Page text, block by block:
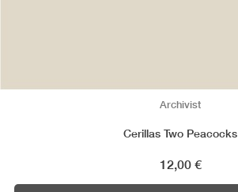
Archivist
Cerillas Two Peacocks
12,00 €Precio